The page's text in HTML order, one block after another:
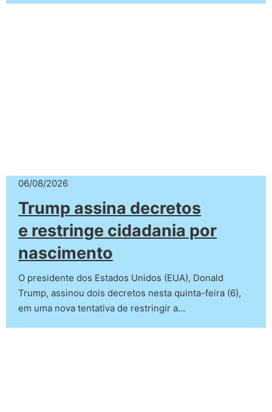
06/08/2026
Trump assina decretos
e restringe cidadania por
nascimento
O presidente dos Estados Unidos (EUA), Donald
Trump, assinou dois decretos nesta quinta-feira (6),
em uma nova tentativa de restringir a…